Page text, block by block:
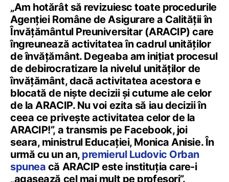
„Am hotărât să revizuiesc toate procedurile
Agenției Române de Asigurare a Calității în
Învățământul Preuniversitar (ARACIP) care
îngreunează activitatea în cadrul unităților
de învățământ. Degeaba am inițiat procesul
de debirocratizare la nivelul unităților de
învățământ, dacă activitatea acestora e
blocată de niște decizii și cutume ale celor
de la ARACIP. Nu voi ezita să iau decizii în
ceea ce privește activitatea celor de la
ARACIP!”, a transmis pe Facebook, joi
seara, ministrul Educației, Monica Anisie. În
urmă cu un an, premierul Ludovic Orban
spunea că ARACIP este instituția care-i
„agasează cel mai mult pe profesori”.